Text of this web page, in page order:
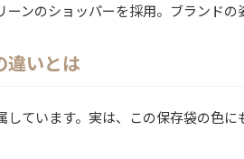
ンのショッパーを採用。ブランドの
違いとは
ています。実は、この保存袋の色